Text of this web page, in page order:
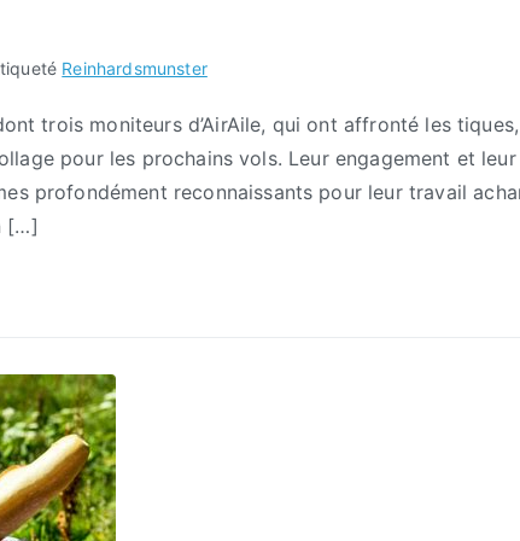
Reinhardsmunster
trois moniteurs d’AirAile, qui ont affronté les tiques,
pour les prochains vols. Leur engagement et leur
profondément reconnaissants pour leur travail
[…]